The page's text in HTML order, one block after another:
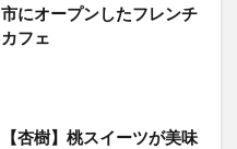
市にオープンしたフレンチ
カフェ
【杏樹】桃スイーツが美味